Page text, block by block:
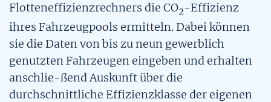
CO2-Preis
Tool: Pkw-Kostenrechner
Tool: Pkw Energie Check
Flotteneffizienzrechners die CO2-Effizienz
ihres Fahrzeugpools ermitteln. Dabei können
sie die Daten von bis zu neun gewerblich
genutzten Fahrzeugen eingeben und erhalten
anschlie-ßend Auskunft über die
durchschnittliche Effizienzklasse der eigenen